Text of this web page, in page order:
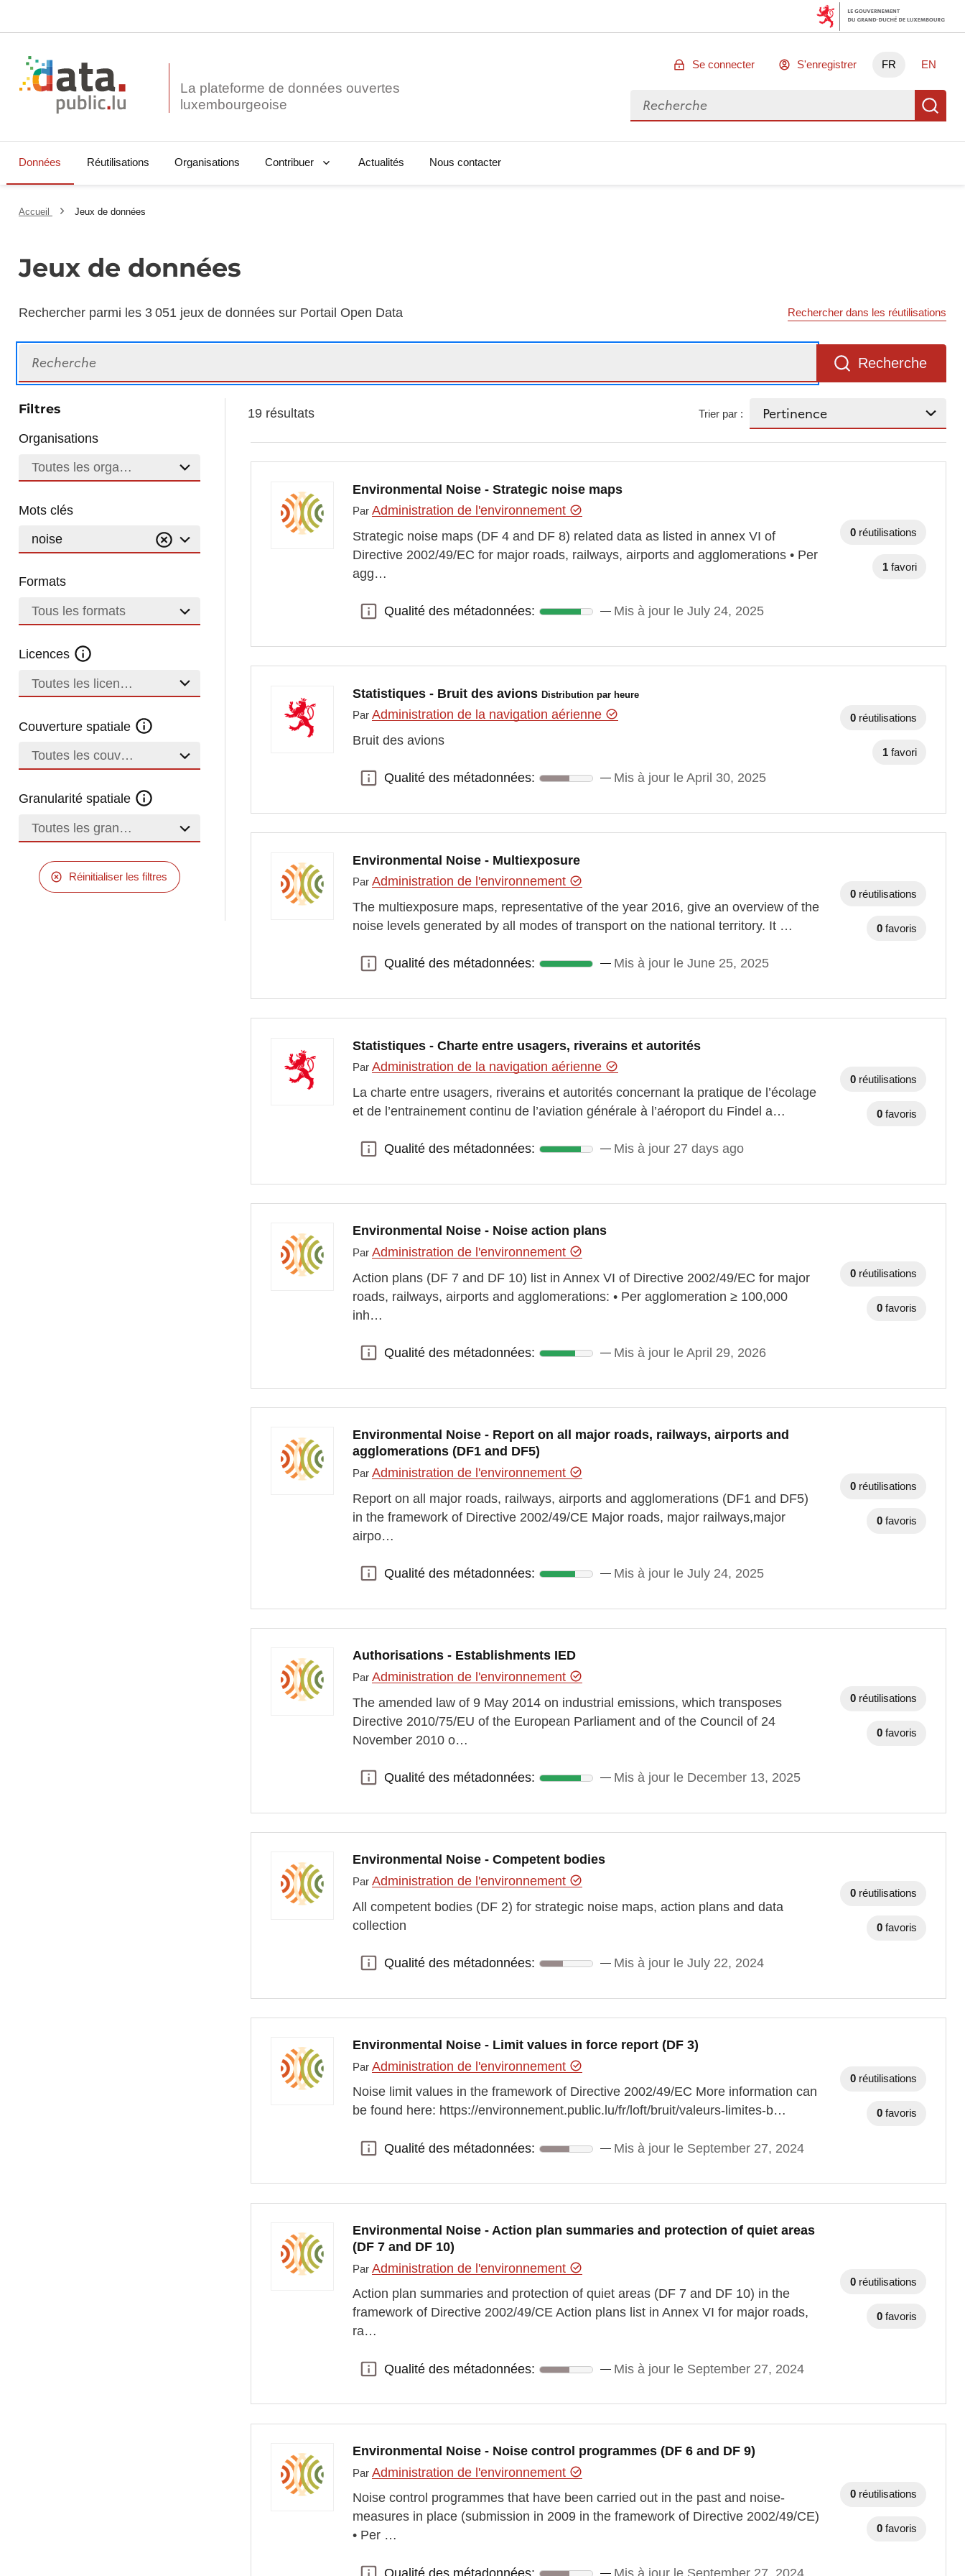
La plateforme de données ouvertes
Se connecter S'enregistrer FR EN
Rechercher des données
Données Réutilisations Organisations Contribuer Actualités Nous contacter
Accueil Jeux de données
Jeux de données
Rechercher parmi les 3 051 jeux de données sur Portail Open Data Rechercher dans les réutilisations
Recherche
Filtres
Organisations
Toutes les organisations
Mots clés
noise
Formats
Tous les formats
Licences
Toutes les licences
Couverture spatiale
Toutes les couvertures
Granularité spatiale
Toutes les granularités
Réinitialiser les filtres
19 résultats Trier par :
Environmental Noise - Strategic noise maps
ParAdministration de l'environnement
Strategic noise maps (DF 4 and DF 8) related data as listed in annex VI of
Directive 2002/49/EC for major roads, railways, airports and agglomerations • Per
agg…
Qualité des métadonnées:
Qualité des métadonnées: Mis à jour le July 24, 2025
0 réutilisations
1 favori
Statistiques - Bruit des avionsDistribution par heure
ParAdministration de la navigation aérienne
Bruit des avions
Qualité des métadonnées:
Qualité des métadonnées: Mis à jour le April 30, 2025
0 réutilisations
1 favori
Environmental Noise - Multiexposure
ParAdministration de l'environnement
The multiexposure maps, representative of the year 2016, give an overview of the
noise levels generated by all modes of transport on the national territory. It …
Qualité des métadonnées:
Qualité des métadonnées: Mis à jour le June 25, 2025
0 réutilisations
0 favoris
Statistiques - Charte entre usagers, riverains et autorités
ParAdministration de la navigation aérienne
La charte entre usagers, riverains et autorités concernant la pratique de l’écolage
et de l’entrainement continu de l’aviation générale à l’aéroport du Findel a…
Qualité des métadonnées:
Qualité des métadonnées: Mis à jour 27 days ago
0 réutilisations
0 favoris
Environmental Noise - Noise action plans
ParAdministration de l'environnement
Action plans (DF 7 and DF 10) list in Annex VI of Directive 2002/49/EC for major
roads, railways, airports and agglomerations: • Per agglomeration ≥ 100,000
inh…
Qualité des métadonnées:
Qualité des métadonnées: Mis à jour le April 29, 2026
0 réutilisations
0 favoris
Environmental Noise - Report on all major roads, railways, airports and
agglomerations (DF1 and DF5)
ParAdministration de l'environnement
Report on all major roads, railways, airports and agglomerations (DF1 and DF5)
in the framework of Directive 2002/49/CE Major roads, major railways,major
airpo…
Qualité des métadonnées:
Qualité des métadonnées: Mis à jour le July 24, 2025
0 réutilisations
0 favoris
Authorisations - Establishments IED
ParAdministration de l'environnement
The amended law of 9 May 2014 on industrial emissions, which transposes
Directive 2010/75/EU of the European Parliament and of the Council of 24
November 2010 o…
Qualité des métadonnées:
Qualité des métadonnées: Mis à jour le December 13, 2025
0 réutilisations
0 favoris
Environmental Noise - Competent bodies
ParAdministration de l'environnement
All competent bodies (DF 2) for strategic noise maps, action plans and data
collection
Qualité des métadonnées:
Qualité des métadonnées: Mis à jour le July 22, 2024
0 réutilisations
0 favoris
Environmental Noise - Limit values in force report (DF 3)
ParAdministration de l'environnement
Noise limit values in the framework of Directive 2002/49/EC More information can
be found here: https://environnement.public.lu/fr/loft/bruit/valeurs-limites-b…
Qualité des métadonnées:
Qualité des métadonnées: Mis à jour le September 27, 2024
0 réutilisations
0 favoris
Environmental Noise - Action plan summaries and protection of quiet areas
(DF 7 and DF 10)
ParAdministration de l'environnement
Action plan summaries and protection of quiet areas (DF 7 and DF 10) in the
framework of Directive 2002/49/CE Action plans list in Annex VI for major roads,
ra…
Qualité des métadonnées:
Qualité des métadonnées: Mis à jour le September 27, 2024
0 réutilisations
0 favoris
Environmental Noise - Noise control programmes (DF 6 and DF 9)
ParAdministration de l'environnement
Noise control programmes that have been carried out in the past and noise-
measures in place (submission in 2009 in the framework of Directive 2002/49/CE)
• Per …
Qualité des métadonnées:
Qualité des métadonnées: Mis à jour le September 27, 2024
0 réutilisations
0 favoris